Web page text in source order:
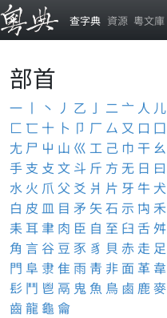
查字典 資源 粵文庫
部首
一 丨 丶 丿 乙 亅 二 亠 人 儿
匚 匸 十 卜 卩 厂 厶 又 口 囗
尢 尸 屮 山 巛 工 己 巾 干 幺
手 支 攴 文 斗 斤 方 无 日 曰
水 火 爪 父 爻 爿 片 牙 牛 犬
白 皮 皿 目 矛 矢 石 示 禸 禾
耒 耳 聿 肉 臣 自 至 臼 舌舛
角 言 谷 豆 豕 豸 貝 赤 走 足
門 阜 隶 隹雨 靑 非 面 革 韋
髟 鬥 鬯 鬲 鬼 魚 鳥 鹵 鹿麥
齒龍 龜 龠